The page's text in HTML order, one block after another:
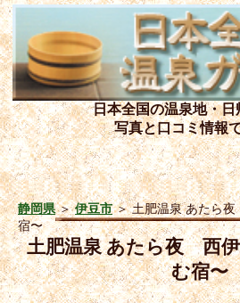
日本全国の温泉地・日
写真と口コミ情報
静岡県＞伊豆市＞土肥温泉 あたら
宿〜
土肥温泉 あたら夜 西
む宿〜